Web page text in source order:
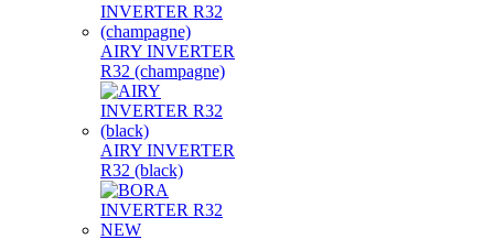
AIRY INVERTER
R32 (champagne)
AIRY INVERTER
R32 (black)